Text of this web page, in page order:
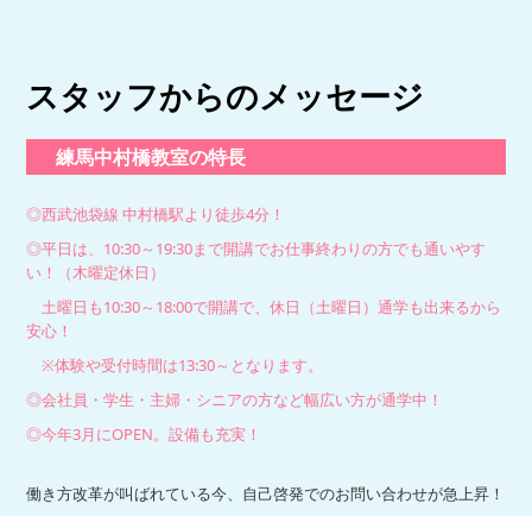
スタッフからのメッセージ
練馬中村橋教室の特長
◎西武池袋線 中村橋駅より徒歩4分！
◎平日は、10:30～19:30まで開講でお仕事終わりの方でも通いやす
い！（木曜定休日）
土曜日も10:30～18:00で開講で、休日（土曜日）通学も出来るから
安心！
※体験や受付時間は13:30～となります。
◎会社員・学生・主婦・シニアの方など幅広い方が通学中！
◎今年3月にOPEN。設備も充実！
働き方改革が叫ばれている今、自己啓発でのお問い合わせが急上昇！